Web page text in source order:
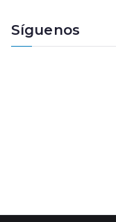
a
u
Síguenos